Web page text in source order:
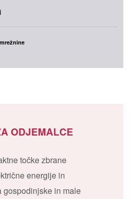
ODJEMALCE
točke zbrane
energije in
in male